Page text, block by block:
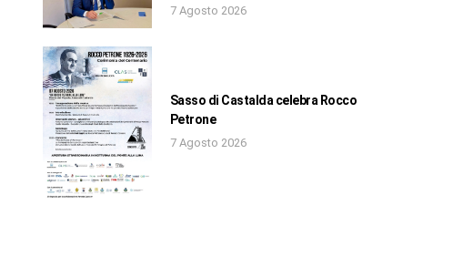
7 Agosto 2026
Sasso di Castalda celebra Rocco
Petrone
7 Agosto 2026